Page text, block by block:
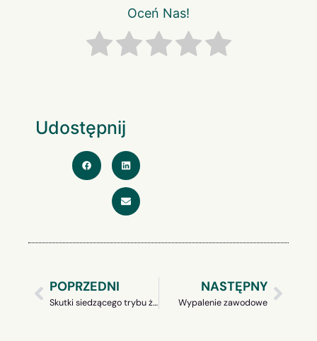
Oceń Nas!
Udostępnij
POPRZEDNI
Skutki siedzącego trybu życia
NASTĘPNY
Wypalenie zawodowe